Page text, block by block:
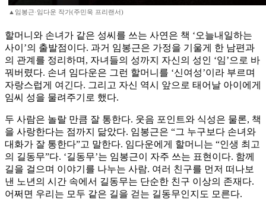
▲임봉근·임다운 작가(주민욱 프리랜서)
할머니와 손녀가 같은 성씨를 쓰는 사연은 책 ‘오늘내일하는
사이’의 출발점이다. 과거 임봉근은 가정을 기울게 한 남편과
의 관계를 정리하며, 자녀들의 성까지 자신의 성인 ‘임’으로 바
꿔버렸다. 손녀 임다운은 그런 할머니를 ‘신여성’이라 부르며
자랑스럽게 여긴다. 그리고 자신 역시 앞으로 태어날 아이에게
임씨 성을 물려주기로 했다.
두 사람은 놀랄 만큼 잘 통한다. 웃음 포인트와 식성은 물론, 책
을 사랑한다는 점까지 닮았다. 임봉근은 “그 누구보다 손녀와
대화가 잘 통한다”고 말한다. 임다운에게 할머니는 “인생 최고
의 길동무”다. ‘길동무’는 임봉근이 자주 쓰는 표현이다. 함께
길을 걸으며 이야기를 나누는 사람. 여러 친구를 먼저 떠나보
낸 노년의 시간 속에서 길동무는 단순한 친구 이상의 존재다.
어쩌면 우리는 모두 같은 길을 걷는 길동무인지도 모른다.